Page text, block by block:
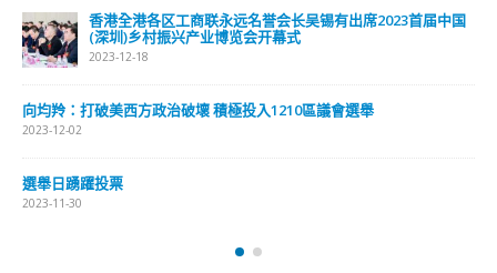
香港全港各区工商联永远名誉会长吴锡有出席2023首届中国
(深圳)乡村振兴产业博览会开幕式
2023-12-18
向均羚：打破美西方政治破壞 積極投入1210區議會選舉
2023-12-02
選舉日踴躍投票
2023-11-30